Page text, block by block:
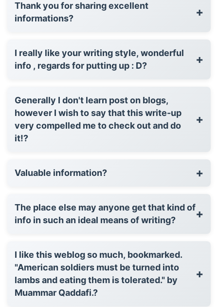
Thank you for sharing excellent
informations?
+
I really like your writing style, wonderful
info , regards for putting up : D?
+
Generally I don't learn post on blogs,
however I wish to say that this write-up
very compelled me to check out and do
it!?
+
Valuable information? +
The place else may anyone get that kind of
info in such an ideal means of writing?
+
I like this weblog so much, bookmarked.
"American soldiers must be turned into
lambs and eating them is tolerated." by
Muammar Qaddafi.?
+